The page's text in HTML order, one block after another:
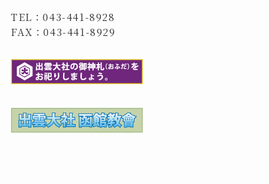
TEL：043-441-8928
FAX：043-441-8929